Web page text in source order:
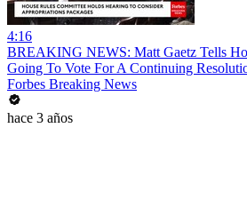
4:16
BREAKING NEWS: Matt Gaetz Tells
Going To Vote For A Continuing
Forbes Breaking News
hace 3 años